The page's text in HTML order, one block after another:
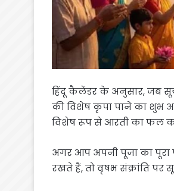
हिंदू कैलेंडर के अनुसार, जब
की विशेष कृपा पाने का शुभ
विशेष रूप से आरती का फल
अगर आप अपनी पूजा का
रखते हैं, तो वृषभ संक्रांति पर